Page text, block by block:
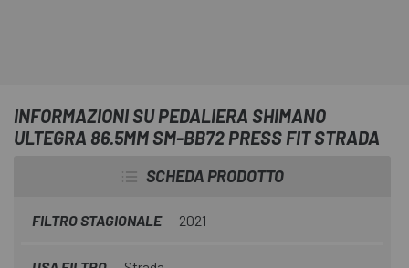
INFORMAZIONI SU PEDALIERA SHIMANO
ULTEGRA 86.5MM SM-BB72 PRESS FIT STRADA
SCHEDA PRODOTTO
FILTRO STAGIONALE 2021